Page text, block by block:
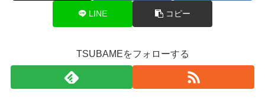
LINE コピー
TSUBAMEをフォローする